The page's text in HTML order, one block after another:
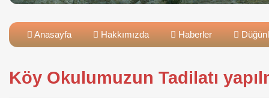
Anasayfa Hakkımızda Haberler
Köy Okulumuzun Tadilatı